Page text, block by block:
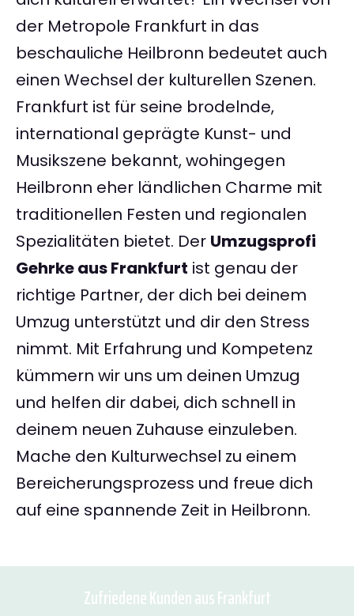
der Metropole Frankfurt in das
beschauliche Heilbronn bedeutet auch
einen Wechsel der kulturellen Szenen.
Frankfurt ist für seine brodelnde,
international geprägte Kunst- und
Musikszene bekannt, wohingegen
Heilbronn eher ländlichen Charme mit
traditionellen Festen und regionalen
Spezialitäten bietet. Der Umzugsprofi
Gehrke aus Frankfurt ist genau der
richtige Partner, der dich bei deinem
Umzug unterstützt und dir den Stress
nimmt. Mit Erfahrung und Kompetenz
kümmern wir uns um deinen Umzug
und helfen dir dabei, dich schnell in
deinem neuen Zuhause einzuleben.
Mache den Kulturwechsel zu einem
Bereicherungsprozess und freue dich
auf eine spannende Zeit in Heilbronn.
Zufriedene Kunden aus Frankfurt